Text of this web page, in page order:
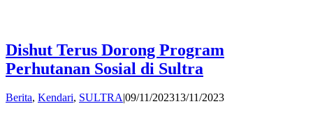
Dishut Terus Dorong Program
Perhutanan Sosial di Sultra
Berita, Kendari, SULTRA09/11/202313/11/2023by